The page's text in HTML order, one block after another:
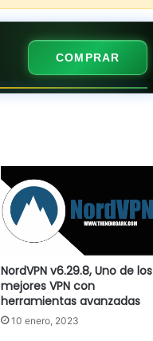
COMPRAR
NordVPN v6.29.8, Uno de los
mejores VPN con
herramientas avanzadas
10 enero, 2023